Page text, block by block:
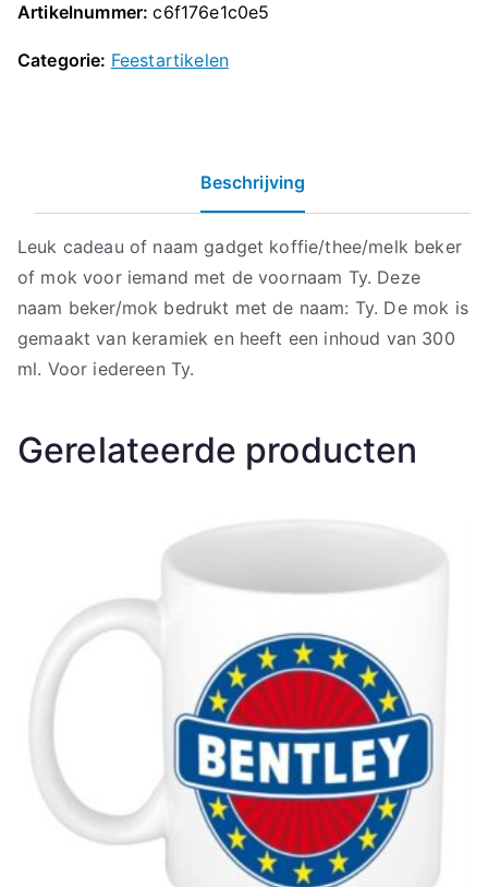
Artikelnummer:c6f176e1c0e5
Categorie: Feestartikelen
Beschrijving
Leuk cadeau of naam gadget koffie/thee/melk beker
of mok voor iemand met de voornaam Ty. Deze
naam beker/mok bedrukt met de naam: Ty. De mok is
gemaakt van keramiek en heeft een inhoud van 300
ml. Voor iedereen Ty.
Gerelateerde producten